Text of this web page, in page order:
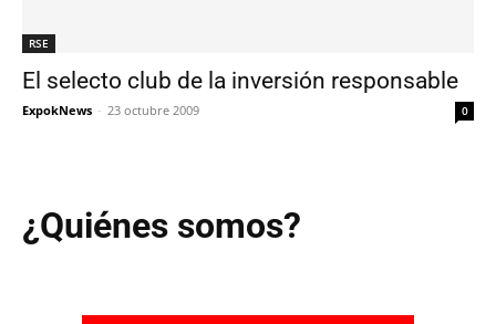
RSE
El selecto club de la inversión responsable
ExpokNews - 23 octubre 2009 0
¿Quiénes somos?